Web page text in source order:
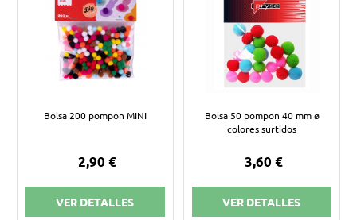
Bolsa 200 pompon MINI
2,90 €
VER DETALLES
Bolsa 50 pompon 40 mm ø
colores surtidos
3,60 €
VER DETALLES